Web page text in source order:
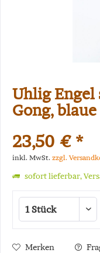
Uhlig
Gong,
23,50 € *
inkl. MwSt. zzgl.
sofort lieferbar,
Merken